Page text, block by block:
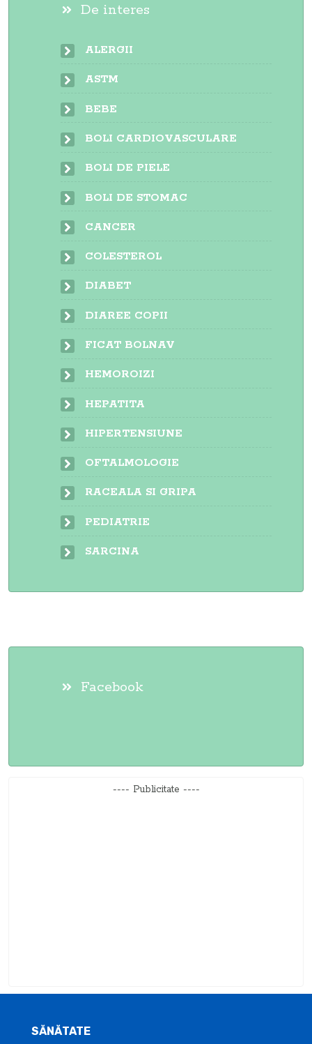
De interes
ALERGII
ASTM
BEBE
BOLI CARDIOVASCULARE
BOLI DE PIELE
BOLI DE STOMAC
CANCER
COLESTEROL
DIABET
DIAREE COPII
FICAT BOLNAV
HEMOROIZI
HEPATITA
HIPERTENSIUNE
OFTALMOLOGIE
RACEALA SI GRIPA
PEDIATRIE
SARCINA
Facebook
---- Publicitate ----
SĂNĂTATE